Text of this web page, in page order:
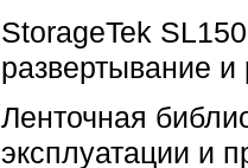
StorageTek
развертывание
Ленточная
эксплуатации и